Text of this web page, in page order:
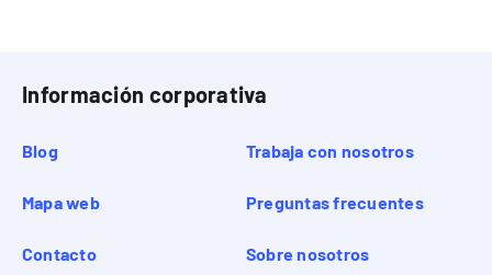
Información corporativa
Blog Trabaja con nosotros
Mapa web Preguntas frecuentes
Contacto Sobre nosotros